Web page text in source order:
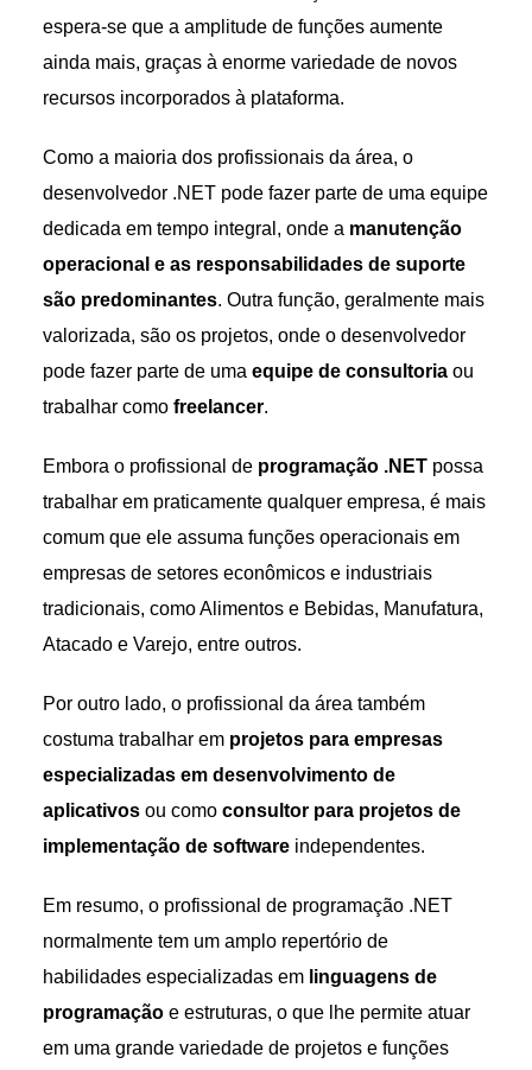
espera-se que a amplitude de funções aumente
ainda mais, graças à enorme variedade de novos
recursos incorporados à plataforma.
Como a maioria dos profissionais da área, o
desenvolvedor .NET pode fazer parte de uma equipe
dedicada em tempo integral, onde a manutenção
operacional e as responsabilidades de suporte
são predominantes. Outra função, geralmente mais
valorizada, são os projetos, onde o desenvolvedor
pode fazer parte de uma equipe de consultoriaou
trabalhar como freelancer.
Embora o profissional de programação .NETpossa
trabalhar em praticamente qualquer empresa, é mais
comum que ele assuma funções operacionais em
empresas de setores econômicos e industriais
tradicionais, como Alimentos e Bebidas, Manufatura,
Atacado e Varejo, entre outros.
Por outro lado, o profissional da área também
costuma trabalhar em projetos para empresas
especializadas em desenvolvimento de
aplicativosou como consultor para projetos de
implementação de softwareindependentes.
Em resumo, o profissional de programação .NET
normalmente tem um amplo repertório de
habilidades especializadas em linguagens de
programaçãoe estruturas, o que lhe permite atuar
em uma grande variedade de projetos e funções